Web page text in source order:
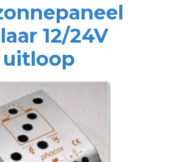
12/24V
uitloop